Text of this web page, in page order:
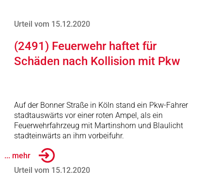
Urteil vom 15.12.2020
(2491) Feuerwehr haftet für
Schäden nach Kollision mit Pkw
Auf der Bonner Straße in Köln stand ein Pkw-Fahrer
stadtauswärts vor einer roten Ampel, als ein
Feuerwehrfahrzeug mit Martinshorn und Blaulicht
stadteinwärts an ihm vorbeifuhr.
... mehr
Urteil vom 15.12.2020